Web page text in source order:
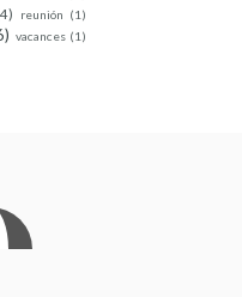
reunión (1)
vacances (1)